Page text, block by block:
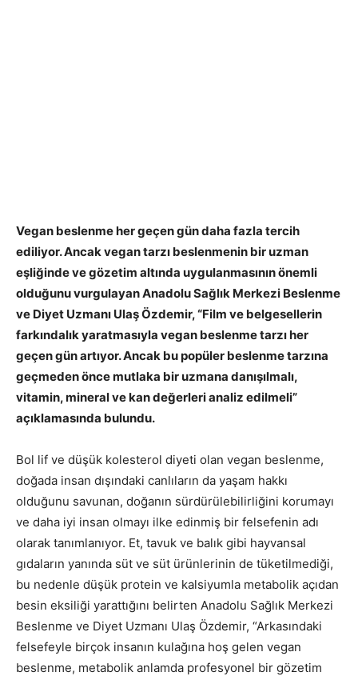
Vegan beslenme her geçen gün daha fazla tercih
ediliyor. Ancak vegan tarzı beslenmenin bir uzman
eşliğinde ve gözetim altında uygulanmasının önemli
olduğunu vurgulayan Anadolu Sağlık Merkezi Beslenme
ve Diyet Uzmanı Ulaş Özdemir, “Film ve belgesellerin
farkındalık yaratmasıyla vegan beslenme tarzı her
geçen gün artıyor. Ancak bu popüler beslenme tarzına
geçmeden önce mutlaka bir uzmana danışılmalı,
vitamin, mineral ve kan değerleri analiz edilmeli”
açıklamasında bulundu.
Bol lif ve düşük kolesterol diyeti olan vegan beslenme,
doğada insan dışındaki canlıların da yaşam hakkı
olduğunu savunan, doğanın sürdürülebilirliğini korumayı
ve daha iyi insan olmayı ilke edinmiş bir felsefenin adı
olarak tanımlanıyor. Et, tavuk ve balık gibi hayvansal
gıdaların yanında süt ve süt ürünlerinin de tüketilmediği,
bu nedenle düşük protein ve kalsiyumla metabolik açıdan
besin eksiliği yarattığını belirten Anadolu Sağlık Merkezi
Beslenme ve Diyet Uzmanı Ulaş Özdemir, “Arkasındaki
felsefeyle birçok insanın kulağına hoş gelen vegan
beslenme, metabolik anlamda profesyonel bir gözetim